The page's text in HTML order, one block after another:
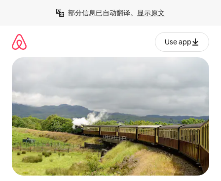
部分信息已自动翻译。 显示原文
Use app